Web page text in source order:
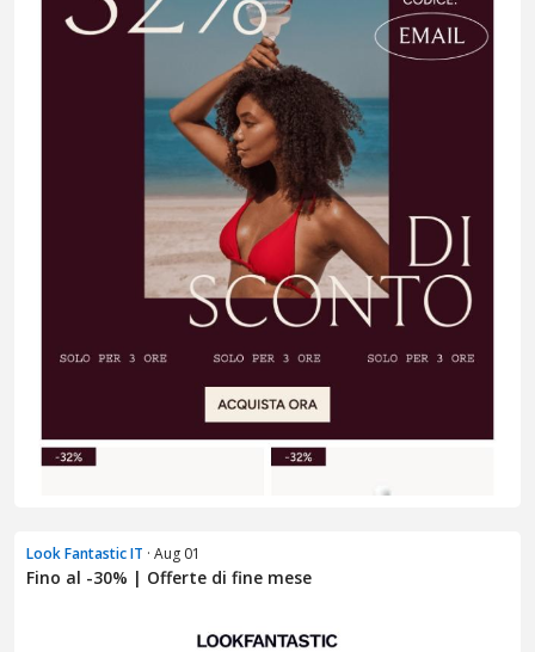
Look Fantastic IT · Aug 01
Fino al -30% | Offerte di fine mese